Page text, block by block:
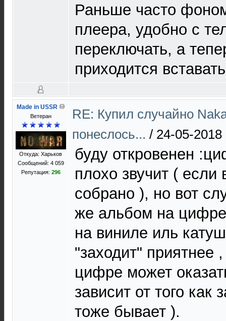
Раньше часто
плеера, удобно с
переключать, а
приходится
Made in USSR
Ветеран
Откуда: Харьков
Сообщений: 4 059
Репутация: 296
RE: Купил случайно
понеслось... / 24-05-2018
буду откровенен
плохо звучит ( если
собрано ), но вот
же альбом на
на виниле иль
"заходит" приятнее
цифре может
зависит от того как
тоже бывает ).